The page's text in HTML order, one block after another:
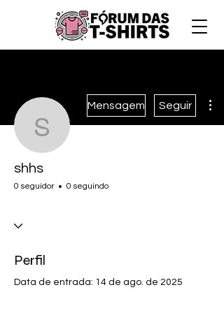
shhs
Mensagem Seguir
shhs
0 seguidor 0 seguindo
Perfil
Data de entrada: 14 de ago. de 2025